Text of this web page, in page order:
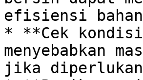
efisiensi
* **Cek
menyebabkan
jika